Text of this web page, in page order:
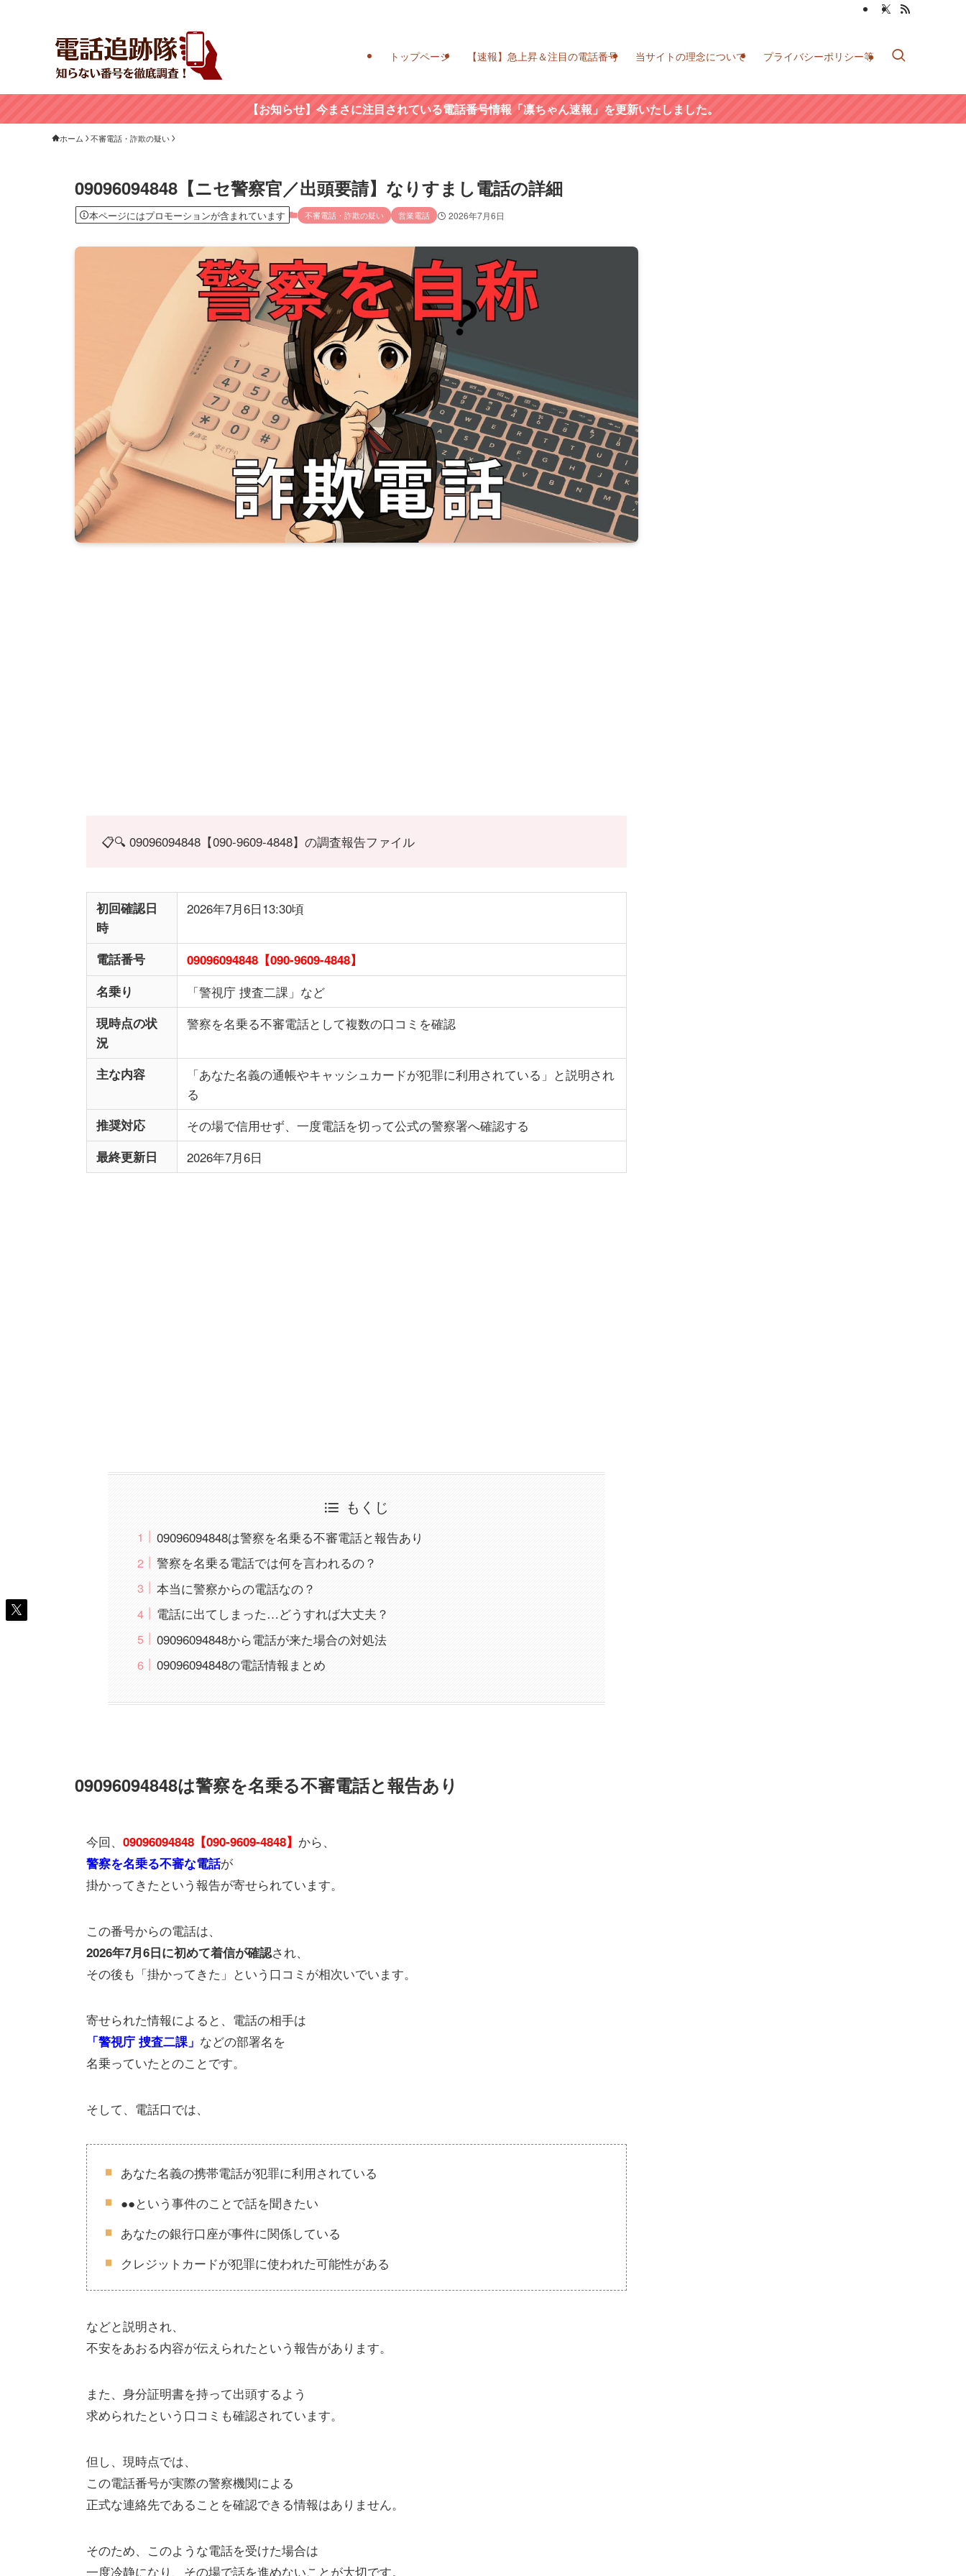
トップページ 【速報】急上昇＆注目の電話番号 当サイトの理念について プライバシーポリシー等
【お知らせ】今まさに注目されている電話番号情報「凛ちゃん速報」を更新いたしました。
ホーム 不審電話・詐欺の疑い
09096094848【ニセ警察官／出頭要請】なりすまし電話の詳細
本ページにはプロモーションが含まれています 不審電話・詐欺の疑い 営業電話 2026年7月6日
📋🔍 09096094848【090-9609-4848】の調査報告ファイル
初回確認日
時
2026年7月6日13:30頃
電話番号
09096094848【090-9609-4848】
名乗り
「警視庁 捜査二課」など
現時点の状
況
警察を名乗る不審電話として複数の口コミを確認
主な内容
「あなた名義の通帳やキャッシュカードが犯罪に利用されている」と説明され
る
推奨対応 その場で信用せず、一度電話を切って公式の警察署へ確認する
最終更新日 2026年7月6日
もくじ
09096094848は警察を名乗る不審電話と報告あり
警察を名乗る電話では何を言われるの？
本当に警察からの電話なの？
電話に出てしまった…どうすれば大丈夫？
09096094848から電話が来た場合の対処法
09096094848の電話情報まとめ
09096094848は警察を名乗る不審電話と報告あり
今回、 09096094848【090-9609-4848】 から、
警察を名乗る不審な電話が
掛かってきたという報告が寄せられています。
この番号からの電話は、
2026年7月6日に初めて着信が確認され、
その後も「掛かってきた」という口コミが相次いでいます。
寄せられた情報によると、電話の相手は
「警視庁 捜査二課」 などの部署名を
名乗っていたとのことです。
そして、電話口では、
あなた名義の携帯電話が犯罪に利用されている
●●という事件のことで話を聞きたい
あなたの銀行口座が事件に関係している
クレジットカードが犯罪に使われた可能性がある
などと説明され、
不安をあおる内容が伝えられたという報告があります。
また、身分証明書を持って出頭するよう
求められたという口コミも確認されています。
但し、現時点では、
この電話番号が実際の警察機関による
正式な連絡先であることを確認できる情報はありません。
そのため、このような電話を受けた場合は
一度冷静になり、その場で話を進めないことが大切です。